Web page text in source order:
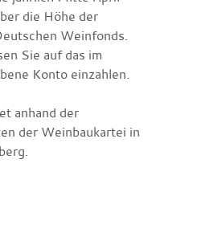
die Höhe der
Weinfonds.
Sie auf das im
Konto einzahlen.
anhand der
der Weinbaukartei in